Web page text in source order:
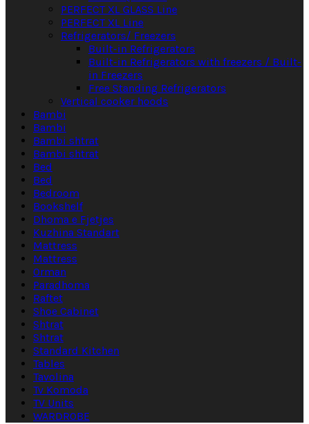
PERFECT XL GLASS Line
PERFECT XL Line
Refrigerators/ Freezers
Built-in Refrigerators
Built-in Refrigerators with freezers / Built-
in Freezers
Free Standing Refrigerators
Vertical cooker hoods
Bambi
Bambi
Bambi shtrat
Bambi shtrat
Bed
Bed
Bedroom
Bookshelf
Dhoma e Fjetjes
Kuzhina Standart
Mattress
Mattress
Orman
Paradhoma
Raftet
Shoe Cabinet
Shtrat
Shtrat
Standard Kitchen
Tables
Tavolina
Tv Komoda
TV Units
WARDROBE